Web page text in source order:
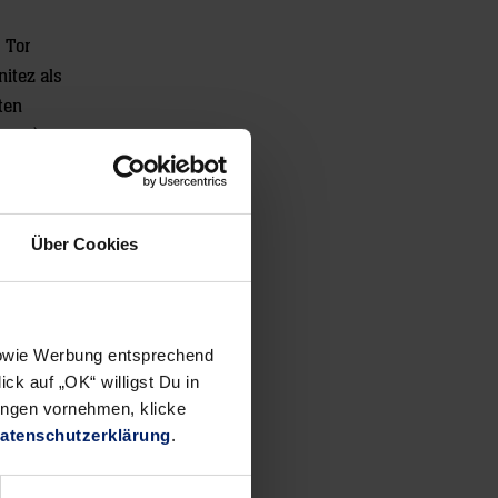
Über Cookies
Werbung entsprechend
auf „OK“ willigst Du in
vornehmen, klicke
.
Tor
als
Löwen-